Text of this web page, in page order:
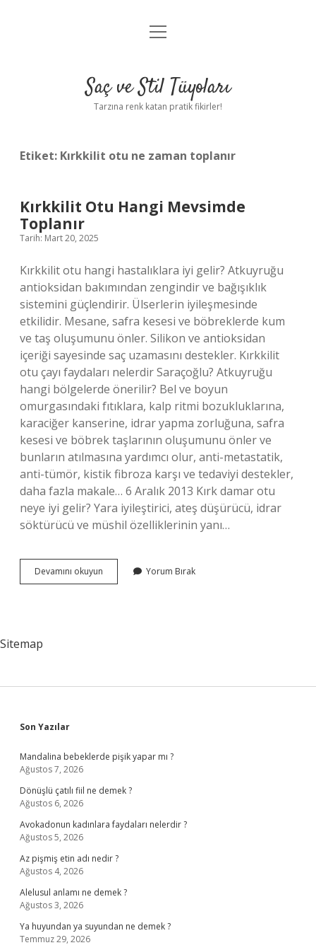
Anasayfa
Yasal Uyarı
menüyü
Saç ve Stil Tüyoları
Tarzına renk katan pratik fikirler!
Etiket: Kırkkilit otu ne zaman toplanır
Kırkkilit Otu Hangi Mevsimde
Toplanır
Tarih: Mart 20, 2025
Kırkkilit otu hangi hastalıklara iyi gelir? Atkuyruğu
antioksidan bakımından zengindir ve bağışıklık
sistemini güçlendirir. Ülserlerin iyileşmesinde
etkilidir. Mesane, safra kesesi ve böbreklerde kum
ve taş oluşumunu önler. Silikon ve antioksidan
içeriği sayesinde saç uzamasını destekler. Kırkkilit
otu çayı faydaları nelerdir Saraçoğlu? Atkuyruğu
hangi bölgelerde önerilir? Bel ve boyun
omurgasındaki fıtıklara, kalp ritmi bozukluklarına,
karaciğer kanserine, idrar yapma zorluğuna, safra
kesesi ve böbrek taşlarının oluşumunu önler ve
bunların atılmasına yardımcı olur, anti-metastatik,
anti-tümör, kistik fibroza karşı ve tedaviyi destekler,
daha fazla makale… 6 Aralık 2013 Kırk damar otu
neye iyi gelir? Yara iyileştirici, ateş düşürücü, idrar
söktürücü ve müshil özelliklerinin yanı…
Devamını okuyun
Otu
Yorum Bırak
Sitemap
Sidebar
Son Yazılar
Mandalina bebeklerde pişik yapar mı ?
Ağustos 7, 2026
Dönüşlü çatılı fiil ne demek ?
Ağustos 6, 2026
Avokadonun kadınlara faydaları nelerdir ?
Ağustos 5, 2026
Az pişmiş etin adı nedir ?
Ağustos 4, 2026
Alelusul anlamı ne demek ?
Ağustos 3, 2026
Ya huyundan ya suyundan ne demek ?
Temmuz 29, 2026